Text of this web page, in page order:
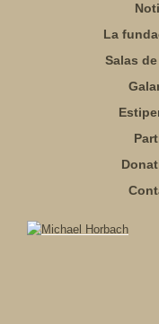
La
Salas